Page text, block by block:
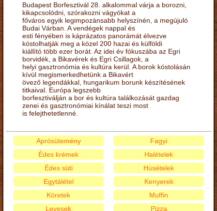
Budapest Borfesztivál 28. alkalommal várja a borozni,
kikapcsolódni, szórakozni vágyókat a
főváros egyik legimpozánsabb helyszínén, a megújuló
Budai Várban. A vendégek nappal és
esti fényében is káprázatos panorámát élvezve
kóstolhatják meg a közel 200 hazai és külföldi
kiállító több ezer borát. Az idei év fókuszába az Egri
borvidék, a Bikavérek és Egri Csillagok, a
helyi gasztronómia és kultúra kerül. A borok kóstolásán
kívül megismerkedhetünk a Bikavért
övező legendákkal, hungarikum borunk készítésének
titkaival. Európa legszebb
borfesztiválján a bor és kultúra találkozását gazdag
zenei és gasztronómiai kínálat teszi most
is felejthetetlenné.
Aprósütemény
Édes krémek
Édes süti
Egytálétel
Fagyi
Halételek
Húsételek
Kenyerek
Köretek
Levesek
Muffin
Pizza